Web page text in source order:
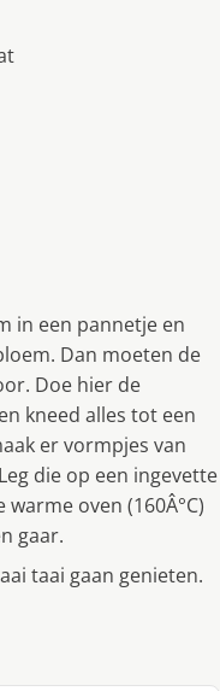
in een pannetje en
Dan moeten de
Doe hier de
kneed alles tot een
er vormpjes van
die op een ingevette
oven (160Â°C)
gaar.
taai gaan genieten.